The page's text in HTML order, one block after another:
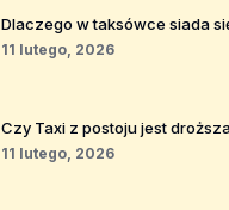
Dlaczego w taksówce siada
11 lutego, 2026
Czy Taxi z postoju jest
11 lutego, 2026